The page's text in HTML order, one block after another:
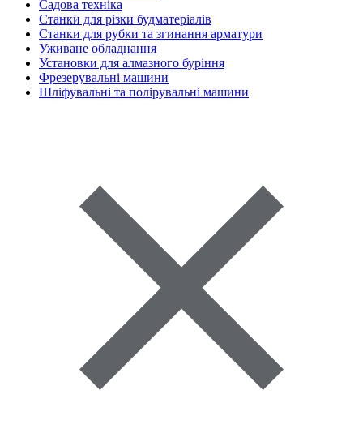
Садова техніка
Станки для різки будматеріалів
Станки для рубки та згинання арматури
Уживане обладнання
Установки для алмазного буріння
Фрезерувальні машини
Шліфувальні та полірувальні машини